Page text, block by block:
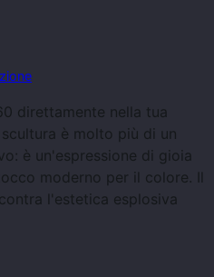
direttamente nella tua
è molto più di un
è un'espressione di gioia
moderno per il colore. Il
l'estetica esplosiva